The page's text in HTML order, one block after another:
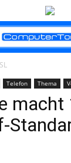
Telefon Thema